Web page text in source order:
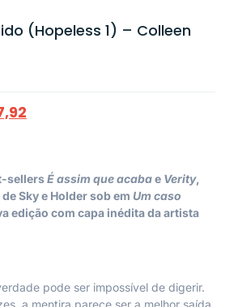
(Hopeless 1) – Colleen
sellersÉ assim que acabae Verity,
Sky e Holder sob em Um caso
edição com capa inédita da artista
pode ser impossível de digerir.
a mentira parece ser a melhor saída.